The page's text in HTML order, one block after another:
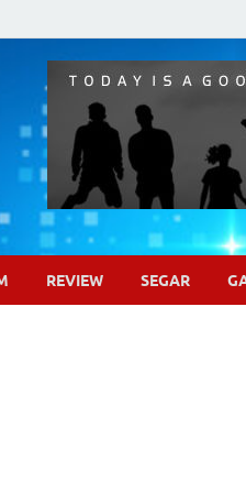
Pojok
REVIEW SEGAR